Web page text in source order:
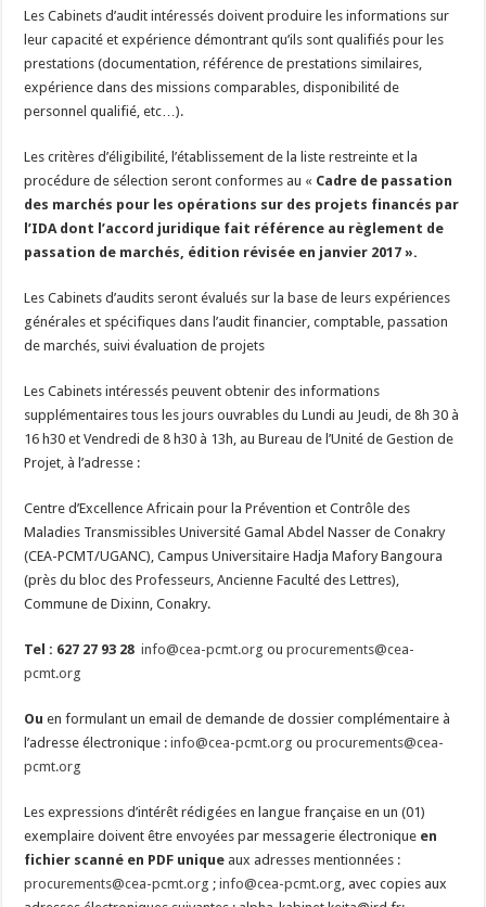
Les Cabinets d’audit intéressés doivent produire les informations sur
leur capacité et expérience démontrant qu’ils sont qualifiés pour les
prestations (documentation, référence de prestations similaires,
expérience dans des missions comparables, disponibilité de
personnel qualifié, etc…).
Les critères d’éligibilité, l’établissement de la liste restreinte et la
procédure de sélection seront conformes au « Cadre de passation
des marchés pour les opérations sur des projets financés par
l’IDA dont l’accord juridique fait référence au règlement de
passation de marchés, édition révisée en janvier 2017 ».
Les Cabinets d’audits seront évalués sur la base de leurs expériences
générales et spécifiques dans l’audit financier, comptable, passation
de marchés, suivi évaluation de projets
Les Cabinets intéressés peuvent obtenir des informations
supplémentaires tous les jours ouvrables du Lundi au Jeudi, de 8h 30 à
16 h30 et Vendredi de 8 h30 à 13h, au Bureau de l’Unité de Gestion de
Projet, à l’adresse :
Centre d’Excellence Africain pour la Prévention et Contrôle des
Maladies Transmissibles Université Gamal Abdel Nasser de Conakry
(CEA-PCMT/UGANC), Campus Universitaire Hadja Mafory Bangoura
(près du bloc des Professeurs, Ancienne Faculté des Lettres),
Commune de Dixinn, Conakry.
Tel : 627 27 93 28 info@cea-pcmt.org ouprocurements@cea-
pcmt.org
Ou en formulant un email de demande de dossier complémentaire à
l’adresse électronique :info@cea-pcmt.org ouprocurements@cea-
pcmt.org
Les expressions d’intérêt rédigées en langue française en un (01)
exemplaire doivent être envoyées par messagerie électronique en
fichier scanné en PDF unique aux adresses mentionnées :
procurements@cea-pcmt.org ;info@cea-pcmt.org , avec copies aux